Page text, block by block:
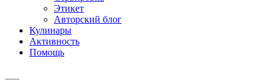
Этикет
Авторский блог
Кулинары
Активность
Помощь